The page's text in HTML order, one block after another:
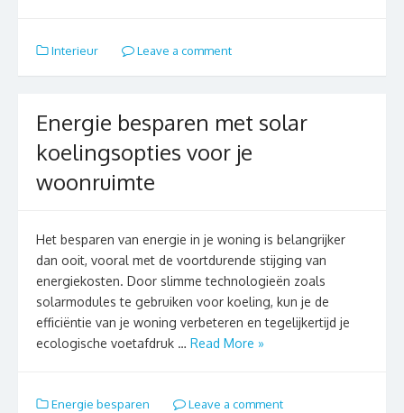
Interieur Leave a comment
Energie besparen met solar
koelingsopties voor je
woonruimte
Het besparen van energie in je woning is belangrijker
dan ooit, vooral met de voortdurende stijging van
energiekosten. Door slimme technologieën zoals
solarmodules te gebruiken voor koeling, kun je de
efficiëntie van je woning verbeteren en tegelijkertijd je
ecologische voetafdruk … Read More »
Energie besparen Leave a comment